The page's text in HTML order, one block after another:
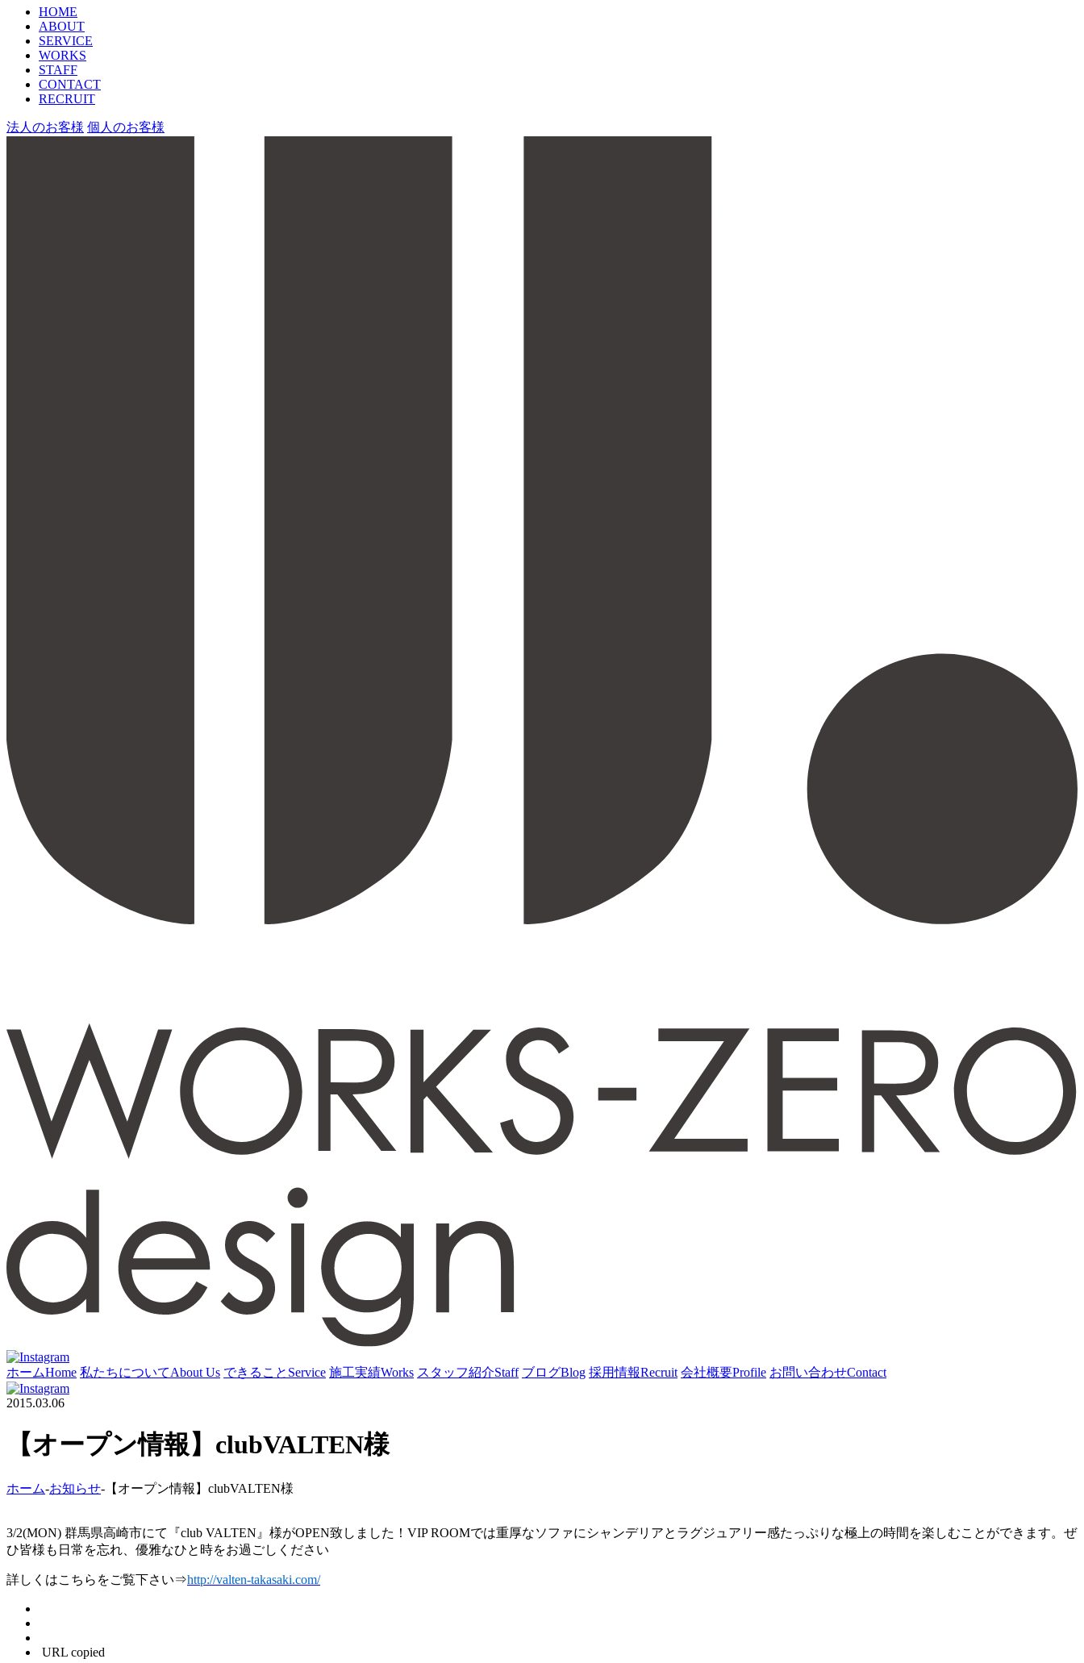
HOME
ABOUT
SERVICE
WORKS
STAFF
CONTACT
RECRUIT
法人のお客様 個人のお客様
ホームHome 私たちについてAbout Us できること Service 施工実績Works スタッフ紹介Staff ブログBlog 採用情報Recruit 会社概要Profile お問い合わせContact
2015.03.06
【オープン情報】clubVALTEN様
ホーム-お知らせ- 【オープン情報】clubVALTEN様
3/2(MON) 群馬県高崎市にて『club VALTEN』様がOPEN致しました！VIP ROOMでは重厚なソファにシャンデリアとラグジュアリー感たっぷりな極上の時間を楽しむことができます。ぜ
ひ皆様も日常を忘れ、優雅なひと時をお過ごしください
詳しくはこちらをご覧下さい⇒http://valten-takasaki.com/
URL copied